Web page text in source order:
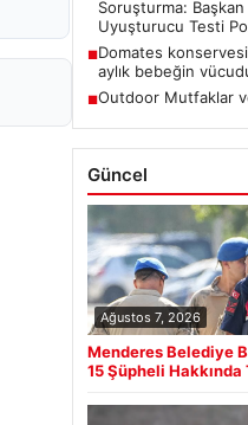
Soruşturma: Başkan
Uyuşturucu Testi
■Domates
aylık bebeğin
■Outdoor Mutfaklar
Güncel
Ağustos 7, 2026
Menderes Belediye
15 Şüpheli